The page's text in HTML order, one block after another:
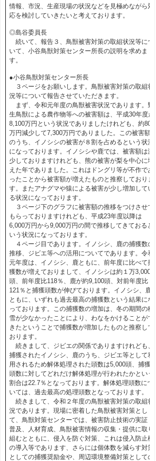
情報、市況、生産現場の状況などを見極めながら対
応を検討していきたいと考えております。
◎島谷委員長
続いて、報告３、鳥獣被害対策の取組状況等につ
いて、小谷鳥獣対策センター所長の説明を求めま
す。
●小谷鳥獣対策センター所長
３ページをお願いします。鳥獣被害対策の取組状
況等について報告させていただきます。
まず、令和元年度の鳥獣被害状況であります。野
生鳥獣による農作物等への被害額は、平成30年度が
8,100万円という状況でありましたけれども、約800
万円減少して7,300万円でありました。この被害額
のうち、イノシシの被害が８割を占めるという状況
になっております。イノシシや鹿では、被害額は減
少しておりますけれども、熊の被害が梨を中心に増
えた年でありました。これはドングリ等が不作であ
ったことから被害額が増えたものと推察しておりま
す。またアナグマや猿による被害が少し増加してい
る状況になっております。
３ページ下のグラフに被害額の推移をつけさせて
もらっておりますけれども、平成23年度以降は
6,000万円から9,000万円の間で推移してきておると
いう状況になっております。
４ページ目であります。イノシシ、鹿の捕獲数の
推移、ジビエ等への活用についてであります。令和
元年度は、イノシシ、鹿ともに、前年度に比べて捕
獲数が増えておりまして、イノシシは約１万3,000
頭、前年度比118％、鹿が約9,100頭、対前年度比
121％と捕獲頭数が伸びております。イノシシ、鹿
ともに、いずれも過去最高の捕獲数という結果にな
っております。この捕獲数の増加は、冬の期間の積
雪が少なかったことにより、わなをかけることがで
きたということで捕獲数が増加したものと推察して
おります。
続きまして、ジビエの関係でありますけれども、
捕獲されたイノシシ、鹿のうち、ジビエ等として利
用されるため解体処理された頭数は5,000頭、捕獲
頭数に対してどれだけ解体処理が行われたかという
割合は22.7％となっております。解体処理頭数につ
いては、過去最高の処理頭数となっております。
続きまして、令和２年度の鳥獣被害対策の取組状
況であります。現場に密着した鳥獣被害対策とし
て、鳥獣対策センターでは、被害防止技術の実証・
普及、人材育成、鳥獣被害情報の収集・提供に取り
組むとともに、侵入を防ぐ対策、これは侵入防止柵
の導入等であります、さらには個体数を減らす対策
としての捕獲奨励金や、周辺環境整備対策としての